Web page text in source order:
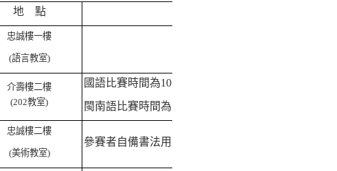
地 點
忠誠樓一樓
(語言教室)
介壽樓二樓
(202教室)
國語比賽時間為10分鐘
閩南語比賽時間為15分鐘
忠誠樓二樓
(美術教室)
參賽者自備書法用具，紙張由學校供應。